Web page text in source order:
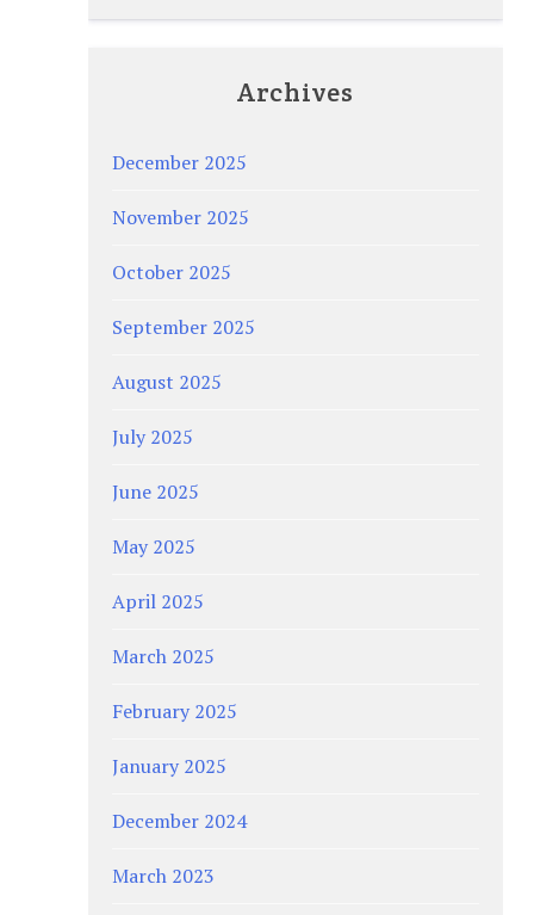
Archives
December 2025
November 2025
October 2025
September 2025
August 2025
July 2025
June 2025
May 2025
April 2025
March 2025
February 2025
January 2025
December 2024
March 2023